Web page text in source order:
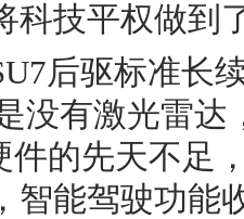
科技平权做到
后驱标准长
没有激光雷
件的先天不足
智能驾驶功能